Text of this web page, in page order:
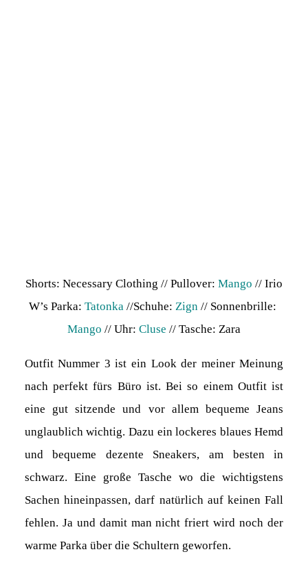
Shorts: Necessary Clothing // Pullover: Mango // Irio
W’s Parka: Tatonka //Schuhe: Zign // Sonnenbrille:
Mango // Uhr: Cluse // Tasche: Zara
Outfit Nummer 3 ist ein Look der meiner Meinung
nach perfekt fürs Büro ist. Bei so einem Outfit ist
eine gut sitzende und vor allem bequeme Jeans
unglaublich wichtig. Dazu ein lockeres blaues Hemd
und bequeme dezente Sneakers, am besten in
schwarz. Eine große Tasche wo die wichtigstens
Sachen hineinpassen, darf natürlich auf keinen Fall
fehlen. Ja und damit man nicht friert wird noch der
warme Parka über die Schultern geworfen.